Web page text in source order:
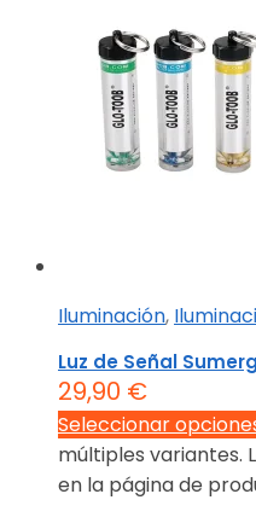
Iluminación,
Luz de Señal
29,90 €
Seleccionar
múltiples variantes.
en la página de